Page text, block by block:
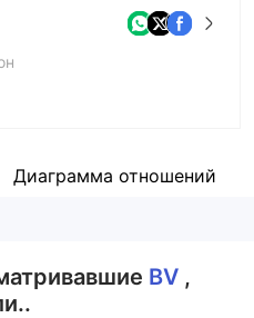
Диаграмма отношений
BV ,